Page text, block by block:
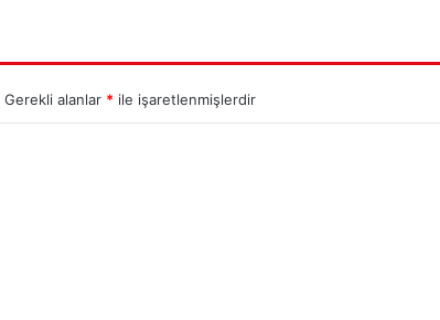
Gerekli alanlar * ile işaretlenmişlerdir